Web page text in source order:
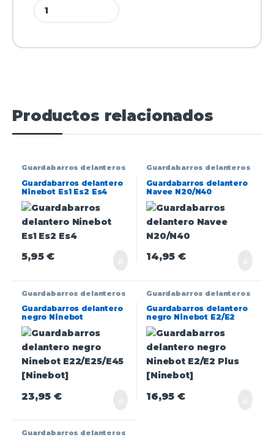
Productos relacionados
Guardabarros delanteros
Guardabarros delantero
Ninebot Es1 Es2 Es4
5,95€
Guardabarros delanteros
Guardabarros delantero
Navee N20/N40
14,95€
Guardabarros delanteros
Guardabarros delantero
negro Ninebot
E22/E25/E45 [Ninebot]
23,95€
Guardabarros delanteros
Guardabarros delantero
negro Ninebot E2/E2
Plus [Ninebot]
16,95€
Guardabarros delanteros